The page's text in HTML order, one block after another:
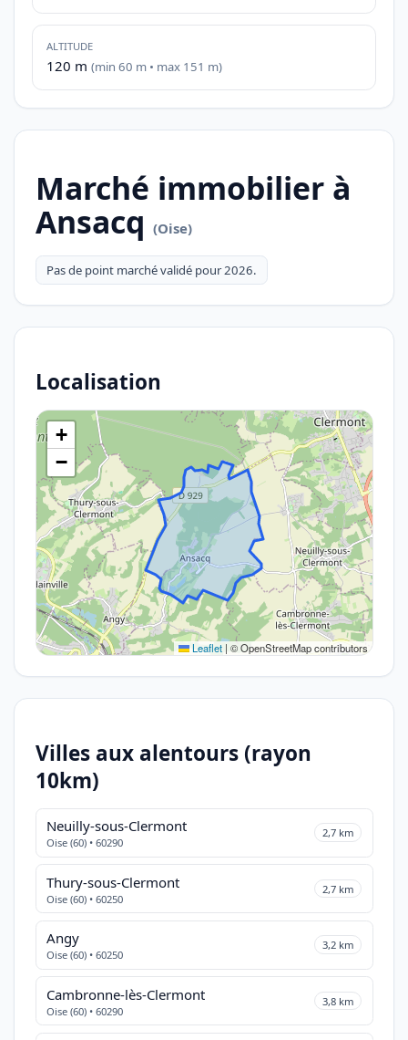
ALTITUDE
120 m (min 60 m • max 151 m)
Marché immobilier à
Ansacq (Oise)
Pas de point marché validé pour 2026.
Localisation
+
−
Leaflet | © OpenStreetMap contributors
Villes aux alentours (rayon
10km)
Neuilly-sous-Clermont
Oise (60) • 60290
2,7 km
Thury-sous-Clermont
Oise (60) • 60250
2,7 km
Angy
Oise (60) • 60250
3,2 km
Cambronne-lès-Clermont
Oise (60) • 60290
3,8 km